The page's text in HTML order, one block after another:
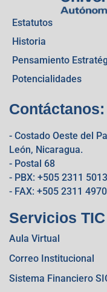
Estatutos
Historia
Pensamiento
Potencialidades
Contáctanos:
- Costado Oeste del
León, Nicaragua.
- Postal 68
- PBX: +505 2311 5013
- FAX: +505 2311 4970
Servicios TIC
Aula Virtual
Correo Institucional
Sistema Financiero